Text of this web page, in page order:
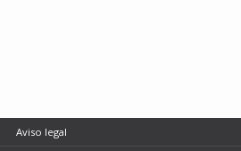
Aviso legal